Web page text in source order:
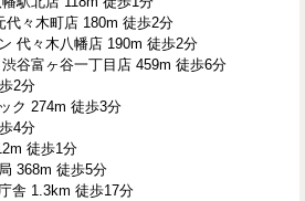
代々木町店 180m 徒歩2分
代々木八幡店 190m 徒歩2分
谷富ヶ谷一丁目店 459m 徒歩6分
2分
ク 274m 徒歩3分
4分
徒歩1分
368m 徒歩5分
舎 1.3km 徒歩17分